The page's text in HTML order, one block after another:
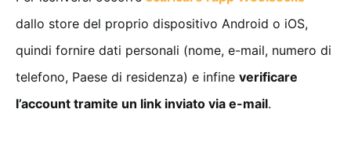
dallo store del proprio dispositivo Android o iOS,
quindi fornire dati personali (nome, e-mail, numero di
telefono, Paese di residenza) e infine verificare
l’account tramite un link inviato via e-mail.